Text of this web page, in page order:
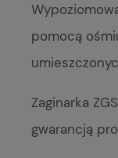
pomocą
Zaginarka
gwarancją